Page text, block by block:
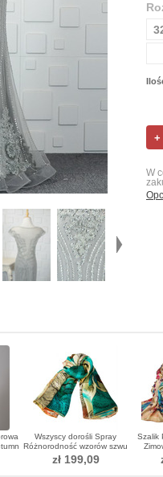
W
Wszyscy dorośli Spray
Różnorodność wzorów szwu
kwiatowego
zł 199,09
Szalik